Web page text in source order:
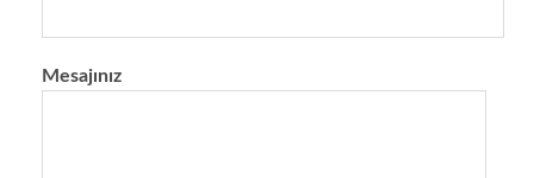
Mesajınız